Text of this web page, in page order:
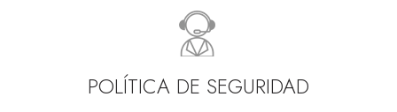
POLÍTICA DE SEGURIDAD